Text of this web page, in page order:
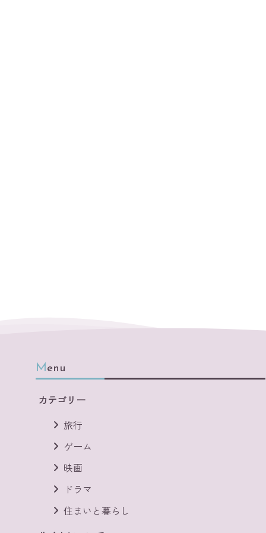
Menu
カテゴリー
旅行
ゲーム
映画
ドラマ
住まいと暮らし